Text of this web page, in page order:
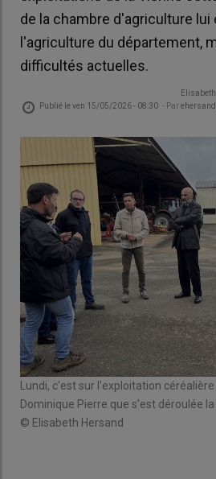
de la chambre d'agriculture lui
l'agriculture du département,
difficultés actuelles.
Publié leven 15/05/2026 - 08:30 - Par
Lundi, c'est sur l'exploitation
Dominique Pierre que s'est déroulée
© Elisabeth Hersand